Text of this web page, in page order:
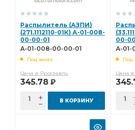
Распылитель (АЗПИ)
(271.1112110-01К) А-01-008-
00-00-01
А-01-008-00-00-01
Под заказ
Цена в Ярославль
345.78 Р
В КОРЗИНУ
00-
А-01-
Под
Цена в